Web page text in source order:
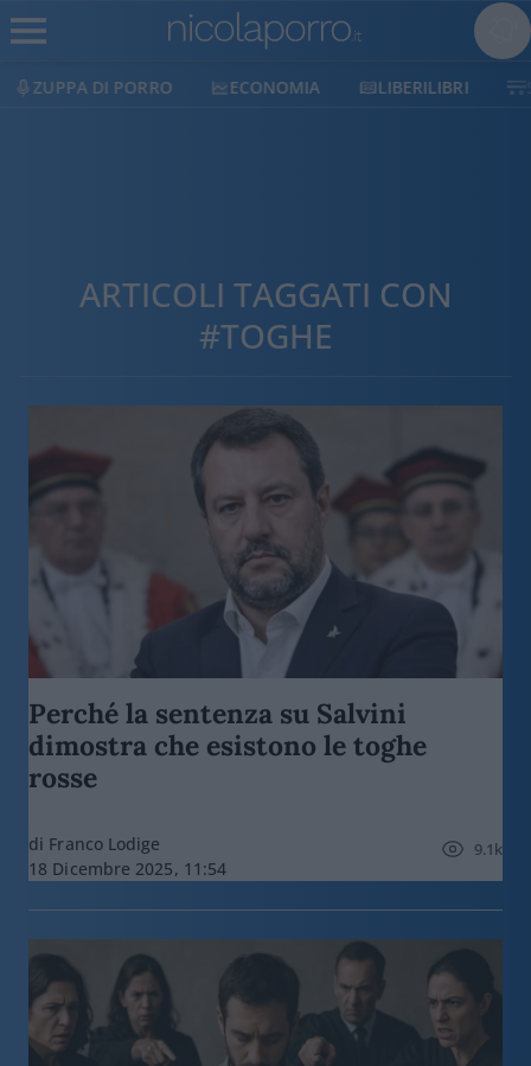
ECONOMIA LIBERILIBRI SHOP
ARTICOLI TAGGATI CON
#TOGHE
Perché la sentenza su Salvini
dimostra che esistono le toghe
rosse
di Franco Lodige
18 Dicembre 2025, 11:54
9.1k